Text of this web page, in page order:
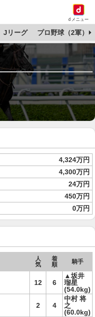
dメニュー
Jリーグ プロ野球（2軍）
4,324万円
4,300万円
24万円
450万円
0万円
人
気
着
順
騎手
12 6
▲坂井
瑠星
(54.0kg)
2 4
中村 将
之
(60.0kg)